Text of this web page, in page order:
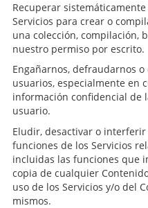
Recuperar
Servicios para crear o
una colección, compilación,
nuestro permiso por escrito.
Engañarnos, defraudarnos
usuarios, especialmente en
información confidencial de
usuario.
Eludir, desactivar o
funciones de los Servicios
incluidas las funciones que
copia de cualquier
uso de los Servicios y/o del
mismos.